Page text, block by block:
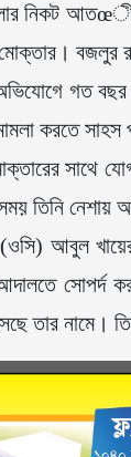
নিকট আতœীয়
বজলুর
গত বছর
করতে সাহস
সাথে
তিনি
(ওসি) আবুল
সোপর্দ
তার নামে।